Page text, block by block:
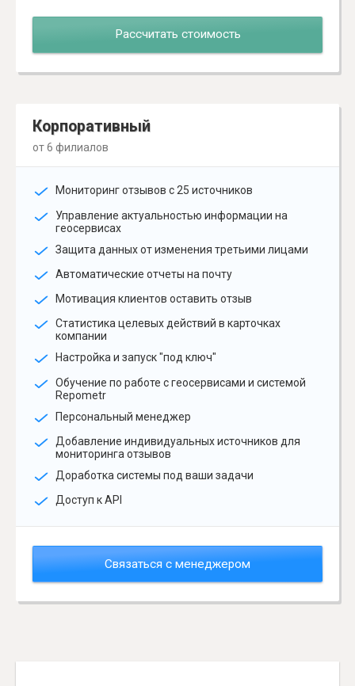
Рассчитать стоимость
Корпоративный
от 6 филиалов
Мониторинг отзывов с 25 источников
Управление актуальностью информации на
геосервисах
Защита данных от изменения третьими лицами
Автоматические отчеты на почту
Мотивация клиентов оставить отзыв
Статистика целевых действий в карточках
компании
Настройка и запуск "под ключ"
Обучение по работе с геосервисами и системой
Repometr
Персональный менеджер
Добавление индивидуальных источников для
мониторинга отзывов
Доработка системы под ваши задачи
Доступ к API
Связаться с менеджером